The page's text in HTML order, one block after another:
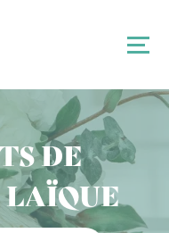
DE
LAÏQUE